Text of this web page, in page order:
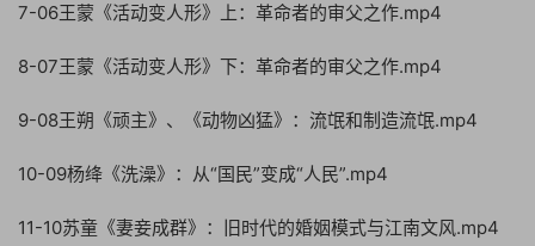
7-06王蒙《活动变人形》上：革命者的审父之作.mp4
8-07王蒙《活动变人形》下：革命者的审父之作.mp4
9-08王朔《顽主》、《动物凶猛》：流氓和制造流氓.mp4
10-09杨绛《洗澡》：从“国民”变成“人民”.mp4
11-10苏童《妻妾成群》：旧时代的婚姻模式与江南文风.mp4